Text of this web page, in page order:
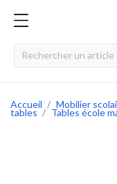
Accueil Mobilier
tables Tables école